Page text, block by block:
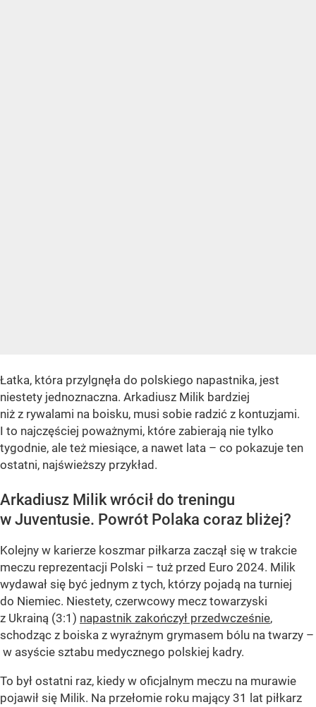
Łatka, która przylgnęła do polskiego napastnika, jest
niestety jednoznaczna. Arkadiusz Milik bardziej
niż z rywalami na boisku, musi sobie radzić z kontuzjami.
I to najczęściej poważnymi, które zabierają nie tylko
tygodnie, ale też miesiące, a nawet lata – co pokazuje ten
ostatni, najświeższy przykład.
Arkadiusz Milik wrócił do treningu
w Juventusie. Powrót Polaka coraz bliżej?
Kolejny w karierze koszmar piłkarza zaczął się w trakcie
meczu reprezentacji Polski – tuż przed Euro 2024. Milik
wydawał się być jednym z tych, którzy pojadą na turniej
do Niemiec. Niestety, czerwcowy mecz towarzyski
z Ukrainą (3:1) napastnik zakończył przedwcześnie,
schodząc z boiska z wyraźnym grymasem bólu na twarzy –
w asyście sztabu medycznego polskiej kadry.
To był ostatni raz, kiedy w oficjalnym meczu na murawie
pojawił się Milik. Na przełomie roku mający 31 lat piłkarz